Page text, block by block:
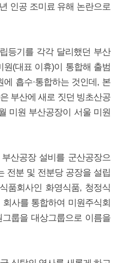
인공 조미료 유해 논란으로
등기를 각각 달리했던 부산
(대표 이휴)이 통합해 출범
흡수·통합하는 것인데, 본
부산에 새로 짓던 빙초산공
미원 부산공장이 서울 미원
산공장 설비를 군산공장으
전분 및 전분당 공장을 설립
품회사인 화영식품, 청정식
사를 통합하여 미원주식회
룹을 대상그룹으로 이름을